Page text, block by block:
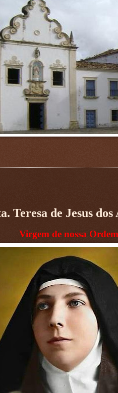
Teresa de Jesus dos
Virgem de nossa Ordem